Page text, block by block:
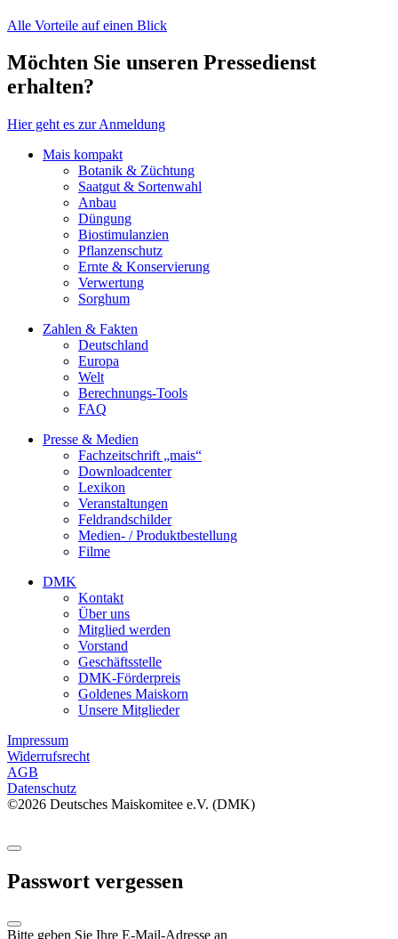
Alle Vorteile auf einen Blick
Möchten Sie unseren Pressedienst
erhalten?
Hier geht es zur Anmeldung
Mais kompakt
Botanik & Züchtung
Saatgut & Sortenwahl
Anbau
Düngung
Biostimulanzien
Pflanzenschutz
Ernte & Konservierung
Verwertung
Sorghum
Zahlen & Fakten
Deutschland
Europa
Welt
Berechnungs-Tools
FAQ
Presse & Medien
Fachzeitschrift „mais“
Downloadcenter
Lexikon
Veranstaltungen
Feldrandschilder
Medien- / Produktbestellung
Filme
DMK
Kontakt
Über uns
Mitglied werden
Vorstand
Geschäftsstelle
DMK-Förderpreis
Goldenes Maiskorn
Unsere Mitglieder
Impressum
Widerrufsrecht
AGB
Datenschutz
©2026 Deutsches Maiskomitee e.V. (DMK)
Passwort vergessen
Bitte geben Sie Ihre E-Mail-Adresse an